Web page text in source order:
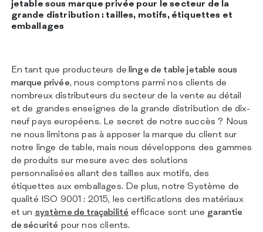
CATALOGUE
INSIGHTS
jetable sous marque privée pour le secteur de la
grande distribution : tailles, motifs, étiquettes et
emballages
En tant que producteurs delinge de table jetable sous
marque privée, nous comptons parmi nos clients de
nombreux distributeurs du secteur de la vente au détail
et de grandes enseignes de la grande distribution de dix-
neuf pays européens. Le secret de notre succès ? Nous
ne nous limitons pas à apposer la marque du client sur
notre linge de table, mais nous développons des gammes
de produits sur mesure avec des solutions
personnalisées allant des tailles aux motifs, des
étiquettes aux emballages. De plus, notre Système de
qualité ISO 9001 : 2015, les certifications des matériaux
et un système de traçabilité efficace sont une garantie
de sécurité pour nos clients.